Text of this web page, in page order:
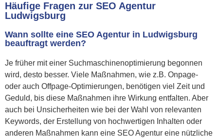
Häufige Fragen zur SEO Agentur
Ludwigsburg
Wann sollte eine SEO Agentur in Ludwigsburg
beauftragt werden?
Je früher mit einer Suchmaschinenoptimierung begonnen
wird, desto besser. Viele Maßnahmen, wie z.B. Onpage-
oder auch Offpage-Optimierungen, benötigen viel Zeit und
Geduld, bis diese Maßnahmen ihre Wirkung entfalten. Aber
auch bei Unsicherheiten wie bei der Wahl von relevanten
Keywords, der Erstellung von hochwertigen Inhalten oder
anderen Maßnahmen kann eine SEO Agentur eine nützliche